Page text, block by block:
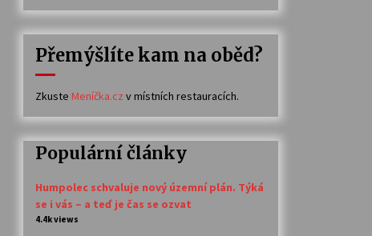
Přemýšlíte kam na oběd?
Zkuste Meníčka.cz v místních restauracích.
Populární články
Humpolec schvaluje nový územní plán. Týká
se i vás – a teď je čas se ozvat
4.4k views